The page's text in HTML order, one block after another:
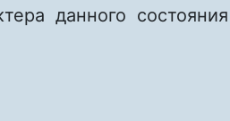
данного